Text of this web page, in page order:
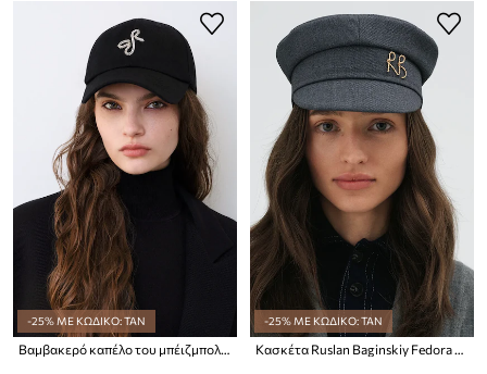
-25% ΜΕ ΚΩΔΙΚΟ: TAN
Βαμβακερό καπέλο του μπέιζμπολ Ruslan Baginskiy Gambler Hat
-25% ΜΕ ΚΩΔΙΚΟ: TAN
Κασκέτα Ruslan Baginskiy Fedora Hat